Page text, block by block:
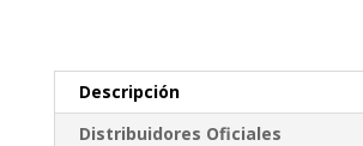
Descripción
Distribuidores Oficiales